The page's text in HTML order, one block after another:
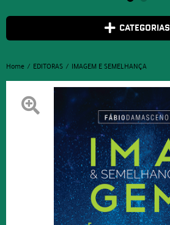
CATEGORIAS
Home EDITORAS IMAGEM E SEMELHANÇA